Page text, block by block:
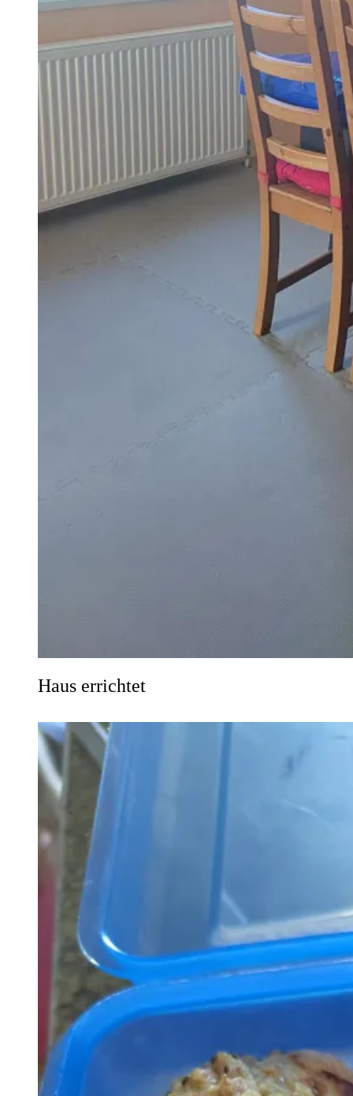
Haus errichtet